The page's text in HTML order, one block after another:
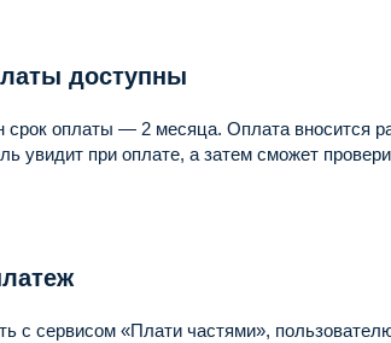
доступны
срок оплаты — 2 месяца. Оплата вносится
увидит при оплате, а затем сможет
с сервисом «Плати частями»,